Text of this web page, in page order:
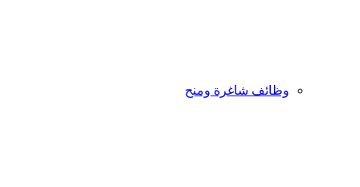
وظائف شاغرة ومنح